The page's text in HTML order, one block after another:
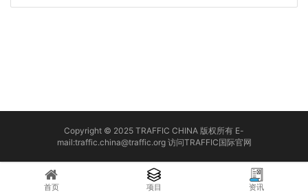
Copyright © 2025 TRAFFIC CHINA 版权所有 E-
mail:traffic.china@traffic.org 访问TRAFFIC国际官网
首页 项目 资讯